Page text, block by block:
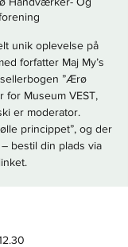
unik oplevelse på
forfatter Maj My’s
”Ærø
for Museum VEST,
er moderator.
princippet”, og der
bestil din plads via